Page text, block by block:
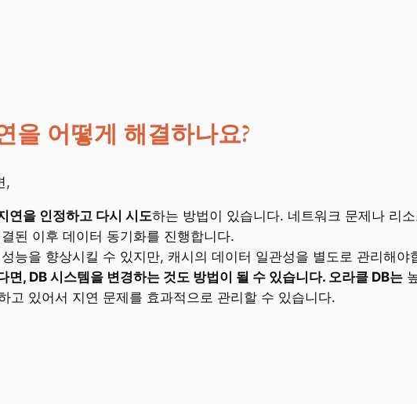
을 어떻게 해결하나요?
,
연을 인정하고 다시 시도하는 방법이 있습니다. 네트워크 문제나 리
된 이후 데이터 동기화를 진행합니다.
능을 향상시킬 수 있지만, 캐시의 데이터 일관성을 별도로 관리해야
면, DB 시스템을 변경하는 것도 방법이 될 수 있습니다. 오라클 DB는
고 있어서 지연 문제를 효과적으로 관리할 수 있습니다.